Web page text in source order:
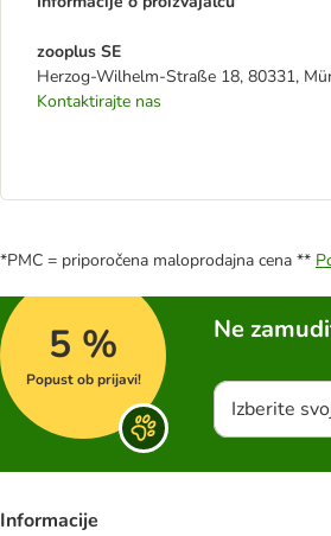
zooplus SE
Herzog-Wilhelm-Straße 18, 80331,
Kontaktirajte nas
*PMC = priporočena maloprodajna cena **
5 %
Popust ob prijavi!
Ne
Izberite
Informacije